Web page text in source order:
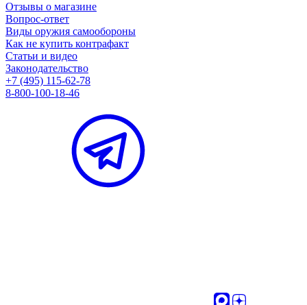
Отзывы о магазине
Вопрос-ответ
Виды оружия самообороны
Как не купить контрафакт
Статьи и видео
Законодательство
+7 (495) 115-62-78
8-800-100-18-46